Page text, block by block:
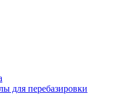
для перебазировки